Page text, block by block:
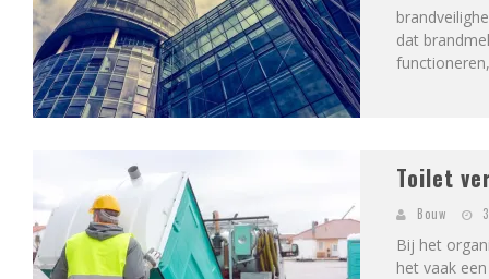
dat
Toilet
Bouw
Bij het
het vaak